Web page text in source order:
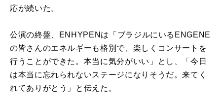
応が続いた。
公演の終盤、ENHYPENは「ブラジルにいるENGENE
の皆さんのエネルギーも格別で、楽しくコンサートを
行うことができた。本当に気分がいい」とし、「今日
は本当に忘れられないステージになりそうだ。来てく
れてありがとう」と伝えた。